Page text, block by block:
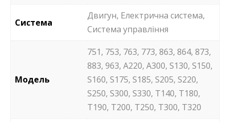
Система
Двигун, Електрична система,
Система управління
Модель
751, 753, 763, 773, 863, 864, 873,
883, 963, A220, A300, S130, S150,
S160, S175, S185, S205, S220,
S250, S300, S330, T140, T180,
T190, Т200, Т250, Т300, Т320